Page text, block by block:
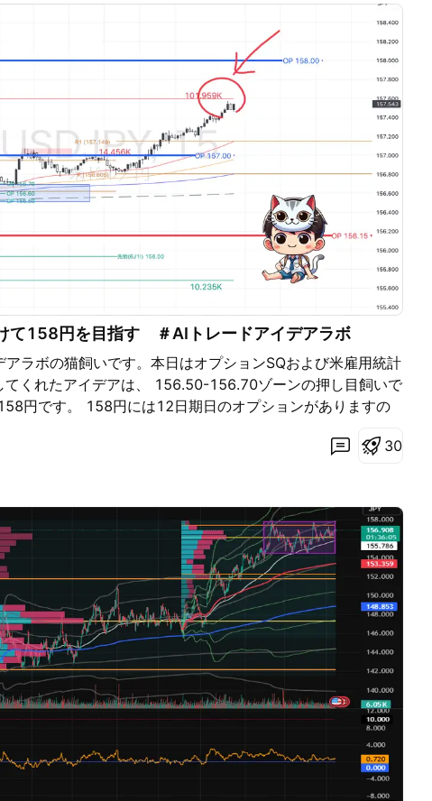
日足MA（赤）とダイアゴナル下値ラインを割る動きでは
性が高いので、次の押し目買い（ダイアゴナル⑤波）は見送
は、直近の抵抗帯として機能していた、2025年の年足の上
したが、この年足の実体（ピンク色）より下の推移では下方
ています。 ●中東の情勢や、米国では最高裁判所でのトラン
る判決が第三週にも発表されるとのことなので急な値動きの
意しないといけない週になりそうですね。 ●ドル円に関して
上昇波も大詰めを迎える位置にいると判断しているので、
こでクローズしていくか今年の方向を見る上で重要な局面
が転換していくのか、一旦押し目を作ってさらに上昇か、
て158円を目指す ＃AIトレードアイデアラボ
アラボの猫飼いです。本日はオプションSQおよび米雇用統計
てくれたアイデアは、 156.50-156.70ゾーンの押し目飼いで
円です。 158円には12日期日のオプションがありますの
にあります。 途中、157.60-70に流動性プール、オプショ
しょう。
30